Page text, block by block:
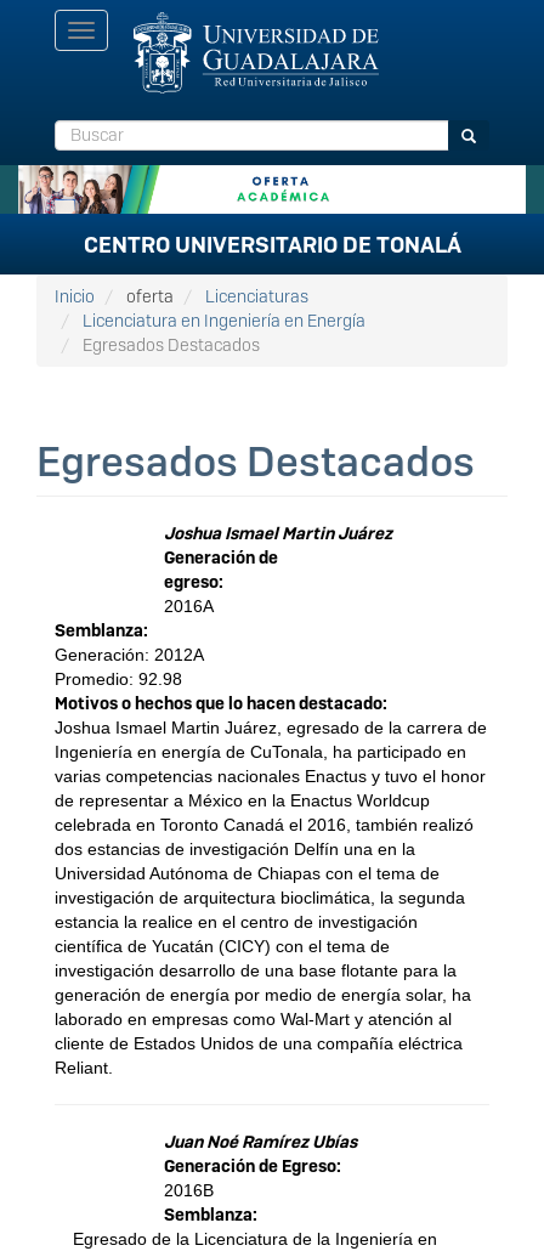
Toggle
navigation
Buscar Buscar
CENTRO UNIVERSITARIO DE TONALÁ
Inicio oferta
Licenciaturas
Licenciatura en Ingeniería en Energía
Egresados Destacados
Egresados Destacados
Joshua Ismael Martin Juárez
Generación de
egreso:
2016A
Semblanza:
Generación: 2012A
Promedio: 92.98
Motivos o hechos que lo hacen destacado:
Joshua Ismael Martin Juárez, egresado de la carrera de
Ingeniería en energía de CuTonala, ha participado en
varias competencias nacionales Enactus y tuvo el honor
de representar a México en la Enactus Worldcup
celebrada en Toronto Canadá el 2016, también realizó
dos estancias de investigación Delfín una en la
Universidad Autónoma de Chiapas con el tema de
investigación de arquitectura bioclimática, la segunda
estancia la realice en el centro de investigación
científica de Yucatán (CICY) con el tema de
investigación desarrollo de una base flotante para la
generación de energía por medio de energía solar, ha
laborado en empresas como Wal-Mart y atención al
cliente de Estados Unidos de una compañía eléctrica
Reliant.
Juan Noé Ramírez Ubías
Generación de Egreso:
2016B
Semblanza:
Egresado de la Licenciatura de la Ingeniería en